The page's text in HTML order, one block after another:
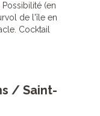
(en
de l'île en
Cocktail
/ Saint-